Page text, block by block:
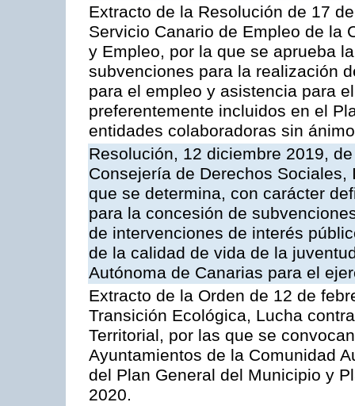
Extracto de la Resolución de 17
Servicio Canario de Empleo de la
y Empleo, por la que se aprueba
subvenciones para la realización
para el empleo y asistencia para
preferentemente incluidos en el
entidades colaboradoras sin
Resolución, 12 diciembre 2019,
Consejería de Derechos
que se determina, con carácter
para la concesión de
de intervenciones de interés
de la calidad de vida de la
Autónoma de Canarias para el
Extracto de la Orden de 12 de
Transición Ecológica, Lucha
Territorial, por las que se
Ayuntamientos de la Comunidad
del Plan General del Municipio y
2020.